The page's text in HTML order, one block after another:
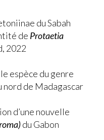
du Sabah
de Protaetia
2022
espèce du genre
nord de Madagascar
d’une nouvelle
du Gabon